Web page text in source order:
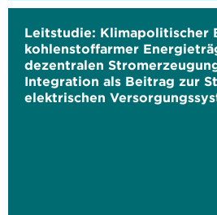
Leitstudie: Klimapolitischer
kohlenstoffarmer
dezentralen
Integration als Beitrag zur
elektrischen